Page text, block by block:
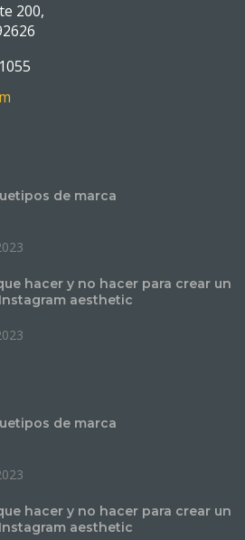
200,
de marca
hacer y no hacer para crear un
aesthetic
de marca
hacer y no hacer para crear un
aesthetic